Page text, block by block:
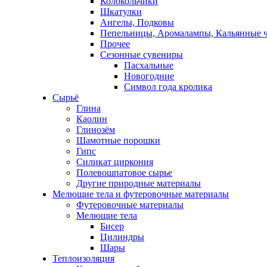
Шкатулки
Ангелы, Подковы
Пепельницы, Аромалампы, Кальянные
Прочее
Сезонные сувениры
Пасхальные
Новогодние
Символ года кролика
Сырьё
Глина
Каолин
Глинозём
Шамотные порошки
Гипс
Силикат циркония
Полевошпатовое сырье
Другие природные материалы
Мелющие тела и футеровочные материалы
Футеровочные материалы
Мелющие тела
Бисер
Цилиндры
Шары
Теплоизоляция